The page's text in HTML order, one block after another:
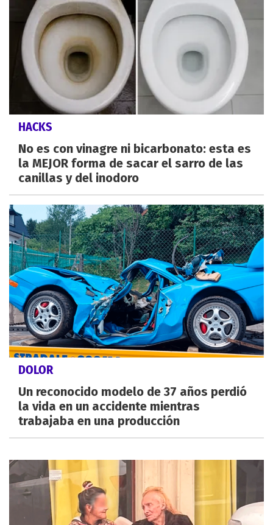
HACKS
No es con vinagre ni bicarbonato: esta es
la MEJOR forma de sacar el sarro de las
canillas y del inodoro
DOLOR
Un reconocido modelo de 37 años perdió
la vida en un accidente mientras
trabajaba en una producción